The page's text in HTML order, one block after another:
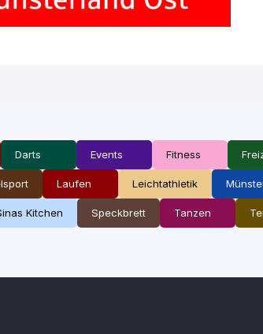
Darts Events Fitness
Laufen Leichtathletik
Kitchen Speckbrett Tanzen